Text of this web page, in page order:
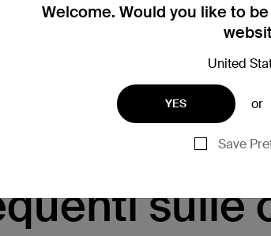
sulle
Welcome. Would you like to
United
YES or
Save